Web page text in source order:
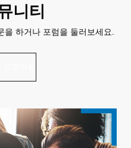
니티
을 하거나 포럼을 둘러보세요.